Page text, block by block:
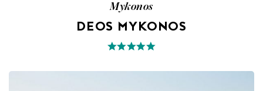
Mykonos
DEOS MYKONOS